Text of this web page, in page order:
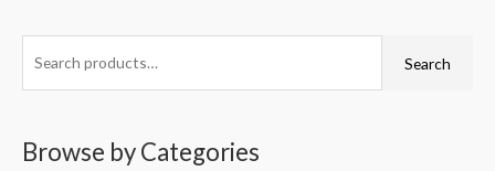
o
5
d
o
Search
Browse by Categories